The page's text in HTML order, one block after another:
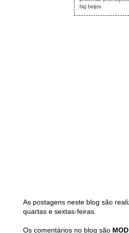
big beijos
As postagens neste blog são
quartas e sextas-feiras.
Os comentários no blog são